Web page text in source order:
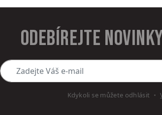
Odebírejte
Zadejte Váš e-mail
Kdykoli se můžete odhlásit